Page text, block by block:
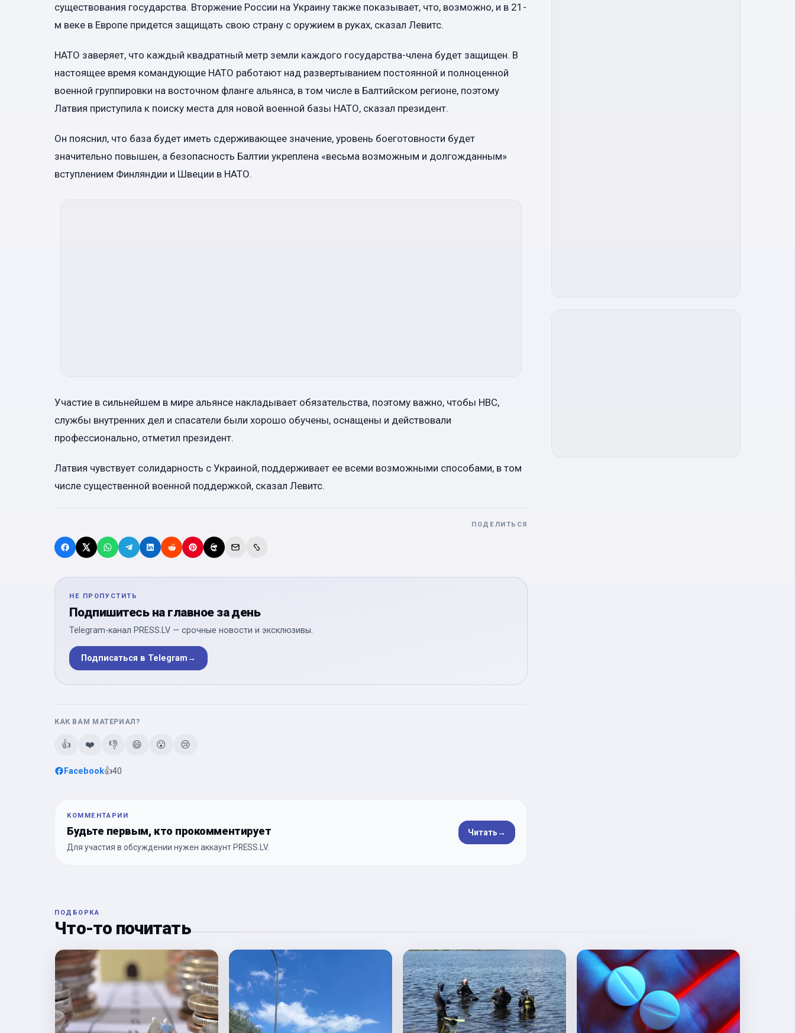
существования государства. Вторжение России на Украину также показывает, что, возможно, и в 21-
м веке в Европе придется защищать свою страну с оружием в руках, сказал Левитс.
НАТО заверяет, что каждый квадратный метр земли каждого государства-члена будет защищен. В
настоящее время командующие НАТО работают над развертыванием постоянной и полноценной
военной группировки на восточном фланге альянса, в том числе в Балтийском регионе, поэтому
Латвия приступила к поиску места для новой военной базы НАТО, сказал президент.
Он пояснил, что база будет иметь сдерживающее значение, уровень боеготовности будет
значительно повышен, а безопасность Балтии укреплена «весьма возможным и долгожданным»
вступлением Финляндии и Швеции в НАТО.
Участие в сильнейшем в мире альянсе накладывает обязательства, поэтому важно, чтобы НВС,
службы внутренних дел и спасатели были хорошо обучены, оснащены и действовали
профессионально, отметил президент.
Латвия чувствует солидарность с Украиной, поддерживает ее всеми возможными способами, в том
числе существенной военной поддержкой, сказал Левитс.
ПОДЕЛИТЬСЯ
НЕ ПРОПУСТИТЬ
Подпишитесь на главное за день
Telegram-канал PRESS.LV — срочные новости и эксклюзивы.
Подписаться в Telegram→
КАК ВАМ МАТЕРИАЛ?
👍 ❤️ 👎 😄 😮 😢
Facebook👍40
КОММЕНТАРИИ
Будьте первым, кто прокомментирует
Для участия в обсуждении нужен аккаунт PRESS.LV.
Читать→
ПОДБОРКА
Что-то почитать